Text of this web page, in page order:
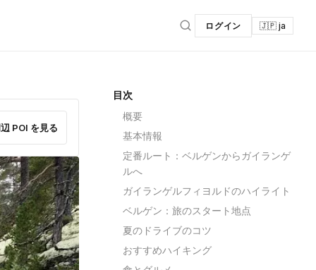
ログイン 🇯🇵 ja
POI を見る
目次
概要
基本情報
定番ルート：ベルゲンからガイランゲ
ルへ
ガイランゲルフィヨルドのハイライト
ベルゲン：旅のスタート地点
夏のドライブのコツ
おすすめハイキング